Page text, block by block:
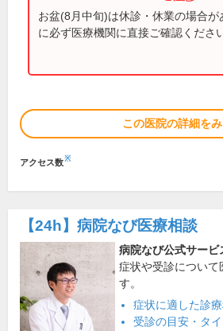
お盆(8月中旬)は休診・休業の場合
に必ず医療機関に直接ご確認くださ
この医院の詳細を
アクセス数※
【24h】 病院なび医療相談
病院なび公式サービ
症状や受診について
す。
症状に適した診
受診の目安・タ